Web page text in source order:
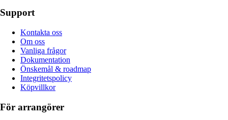
Support
Kontakta oss
Om oss
Vanliga frågor
Dokumentation
Önskemål & roadmap
Integritetspolicy
Köpvillkor
För arrangörer